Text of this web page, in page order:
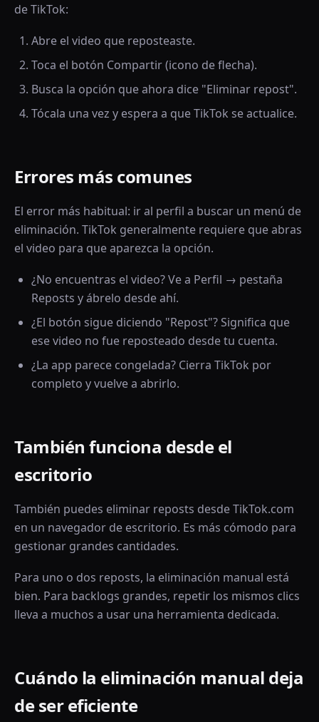
de TikTok:
Abre el video que reposteaste.
Toca el botón Compartir (icono de flecha).
Busca la opción que ahora dice "Eliminar repost".
Tócala una vez y espera a que TikTok se actualice.
Errores más comunes
El error más habitual: ir al perfil a buscar un menú de
eliminación. TikTok generalmente requiere que abras
el video para que aparezca la opción.
¿No encuentras el video? Ve a Perfil → pestaña
Reposts y ábrelo desde ahí.
¿El botón sigue diciendo "Repost"? Significa que
ese video no fue reposteado desde tu cuenta.
¿La app parece congelada? Cierra TikTok por
completo y vuelve a abrirlo.
También funciona desde el
escritorio
También puedes eliminar reposts desde TikTok.com
en un navegador de escritorio. Es más cómodo para
gestionar grandes cantidades.
Para uno o dos reposts, la eliminación manual está
bien. Para backlogs grandes, repetir los mismos clics
lleva a muchos a usar una herramienta dedicada.
Cuándo la eliminación manual deja
de ser eficiente